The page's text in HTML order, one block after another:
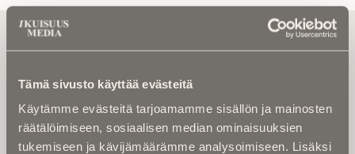
Tämä sivusto käyttää evästeitä
Käytämme evästeitä tarjoamamme sisällön ja mainosten
räätälöimiseen, sosiaalisen median ominaisuuksien
tukemiseen ja kävijämäärämme analysoimiseen. Lisäksi
Tilaa uutiskirje - Pääset heti parhaiden
artikkelien pariin!
Kirjoita alle sähköpostiosoitteesi niin saat kaksi kertaa
etteivät kiinnostavat artikkelit jää huomaamatta.
Uutiskirje on maksuton eikä se velvoita mihinkään.